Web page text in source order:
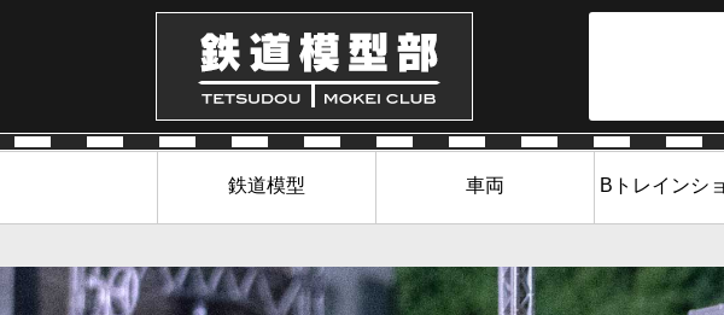
鉄道模型 車両 Bトレインシ